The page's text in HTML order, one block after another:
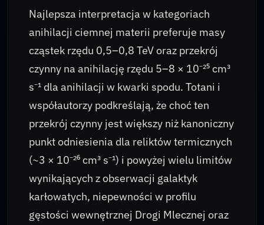
Najlepsza interpretacja w kategoriach
anihilacji ciemnej materii preferuje masy
cząstek rzędu 0,5–0,8 TeV oraz przekrój
czynny na anihilację rzędu 5–8 × 10⁻²⁵ cm³
s⁻¹ dla anihilacji w kwarki spodu. Totani i
współautorzy podkreślają, że choć ten
przekrój czynny jest większy niż kanoniczny
punkt odniesienia dla reliktów termicznych
(~3 × 10⁻²⁶ cm³ s⁻¹) i powyżej wielu limitów
wynikających z obserwacji galaktyk
karłowatych, niepewności w profilu
gęstości wewnętrznej Drogi Mlecznej oraz